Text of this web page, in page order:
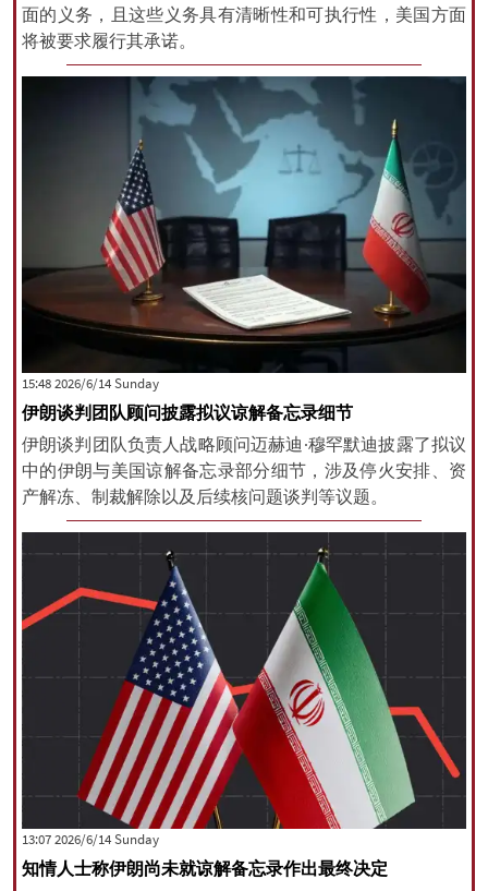
面的义务，且这些义务具有清晰性和可执行性，美国方面
将被要求履行其承诺。
‫‫Sunday‬‬ 2026/6/14 15:48
伊朗谈判团队顾问披露拟议谅解备忘录细节
伊朗谈判团队负责人战略顾问迈赫迪·穆罕默迪披露了拟议
中的伊朗与美国谅解备忘录部分细节，涉及停火安排、资
产解冻、制裁解除以及后续核问题谈判等议题。
‫‫Sunday‬‬ 2026/6/14 13:07
知情人士称伊朗尚未就谅解备忘录作出最终决定